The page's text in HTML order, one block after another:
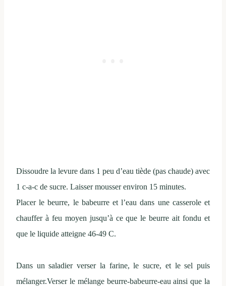
Dissoudre la levure dans 1 peu d’eau tiède (pas chaude) avec
1 c-a-c de sucre. Laisser mousser environ 15 minutes.
Placer le beurre, le babeurre et l’eau dans une casserole et
chauffer à feu moyen jusqu’à ce que le beurre ait fondu et
que le liquide atteigne 46-49 C.
Dans un saladier verser la farine, le sucre, et le sel puis
mélanger.Verser le mélange beurre-babeurre-eau ainsi que la